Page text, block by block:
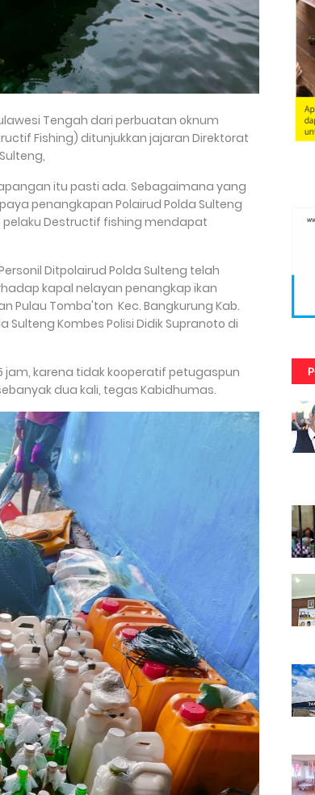
Tengah dari perbuatan oknum
Fishing) ditunjukkan jajaran Direktorat
itu pasti ada. Sebagaimana yang
penangkapan Polairud Polda Sulteng
Destructif fishing mendapat
Ditpolairud Polda Sulteng telah
kapal nelayan penangkap ikan
Pulau Tomba'ton Kec. Bangkurung Kab.
Kombes Polisi Didik Supranoto di
jam, karena tidak kooperatif petugaspun
dua kali, tegas Kabidhumas.